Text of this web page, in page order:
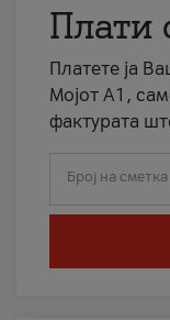
Плати
Платете ја
Мојот А1,
фактурата
Број на сметка